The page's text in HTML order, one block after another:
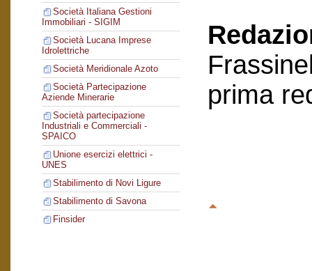
Società Italiana Gestioni
Immobiliari - SIGIM
Società Lucana Imprese
Idrolettriche
Società Meridionale Azoto
Società Partecipazione
Aziende Minerarie
Società partecipazione
Industriali e Commerciali -
SPAICO
Unione esercizi elettrici -
UNES
Stabilimento di Novi Ligure
Stabilimento di Savona
Finsider
prima